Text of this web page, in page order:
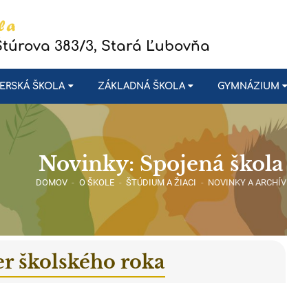
383/3, Stará Ľubovňa
ŠKOLA ZÁKLADNÁ ŠKOLA GYMNÁZIUM
Novinky: Spojená škola
DOMOV - O ŠKOLE - ŠTÚDIUM A ŽIACI - NOVINKY A ARCHÍV
školského roka